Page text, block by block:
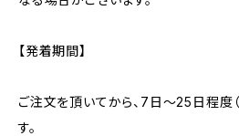
【発着期間】
ご注文を頂いてから、7日〜25日程度
す。